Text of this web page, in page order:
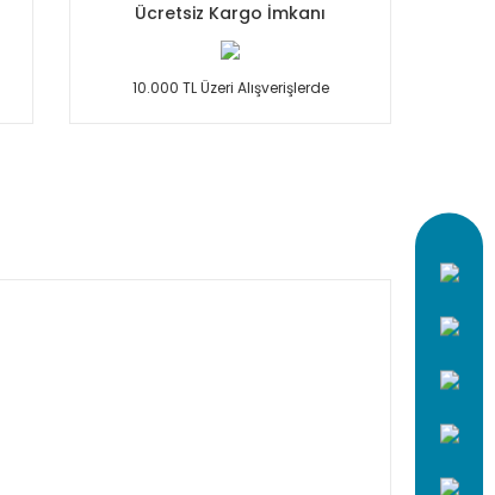
Ücretsiz Kargo İmkanı
10.000 TL Üzeri Alışverişlerde